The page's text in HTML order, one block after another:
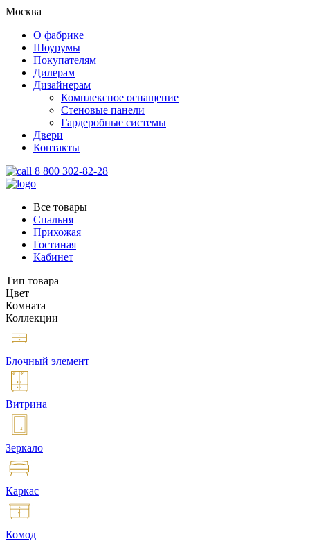
Москва
О фабрике
Шоурумы
Покупателям
Дилерам
Дизайнерам
Комплексное оснащение
Стеновые панели
Гардеробные системы
Двери
Контакты
8 800 302-82-28
Все товары
Спальня
Прихожая
Гостиная
Кабинет
Тип товара
Цвет
Комната
Коллекции
Блочный элемент
Витрина
Зеркало
Каркас
Комод